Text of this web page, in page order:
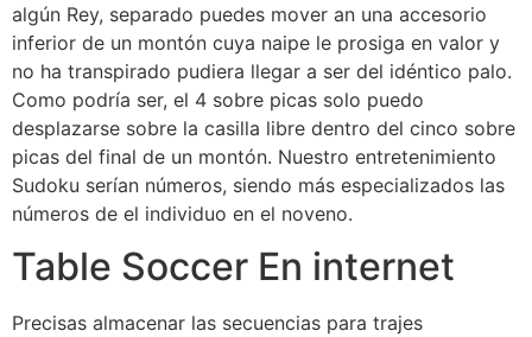
algún Rey, separado puedes mover an una accesorio
inferior de un montón cuya naipe le prosiga en valor y
no ha transpirado pudiera llegar a ser del idéntico palo.
Como podrí­a ser, el 4 sobre picas solo puedo
desplazarse sobre la casilla libre dentro del cinco sobre
picas del final de un montón. Nuestro entretenimiento
Sudoku serían números, siendo más especializados las
números de el individuo en el noveno.
Table Soccer En internet
Precisas almacenar las secuencias para trajes